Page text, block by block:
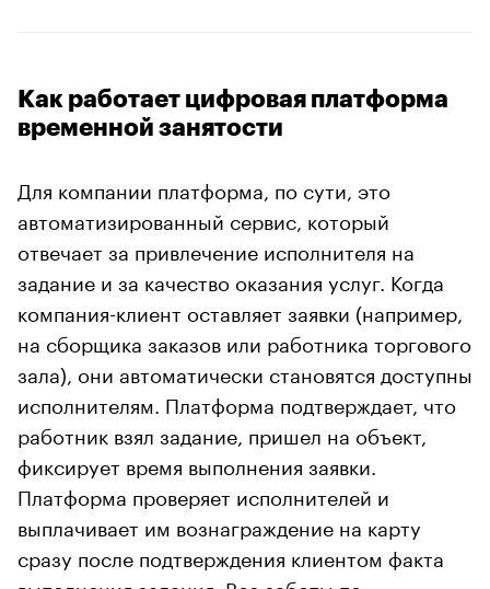
Как работает цифровая платформа
временной занятости
Для компании платформа, по сути, это
автоматизированный сервис, который
отвечает за привлечение исполнителя на
задание и за качество оказания услуг. Когда
компания-клиент оставляет заявки (например,
на сборщика заказов или работника торгового
зала), они автоматически становятся доступны
исполнителям. Платформа подтверждает, что
работник взял задание, пришел на объект,
фиксирует время выполнения заявки.
Платформа проверяет исполнителей и
выплачивает им вознаграждение на карту
сразу после подтверждения клиентом факта